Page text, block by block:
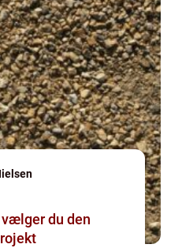
du den